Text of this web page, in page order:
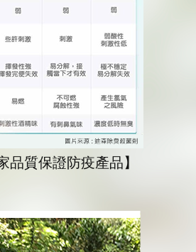
品質保證防疫產品】